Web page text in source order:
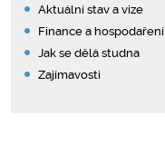
Aktuální stav a vize
Finance a hospodaření
Jak se dělá studna
Zajímavosti